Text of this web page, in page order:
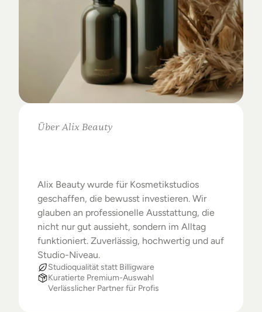
Über Alix Beauty
Alix Beauty wurde für Kosmetikstudios
geschaffen, die bewusst investieren. Wir
glauben an professionelle Ausstattung, die
nicht nur gut aussieht, sondern im Alltag
funktioniert. Zuverlässig, hochwertig und auf
Studio-Niveau.
Studioqualität statt Billigware
Kuratierte Premium-Auswahl
Verlässlicher Partner für Profis